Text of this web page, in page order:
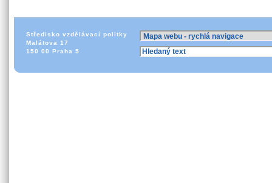
Středisko vzdělávací politky
Malátova 17
150 00 Praha 5